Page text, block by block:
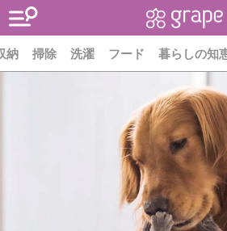
納 掃除 洗濯 フード 暮らしの知